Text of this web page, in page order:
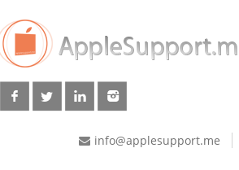
info@applesupport.me